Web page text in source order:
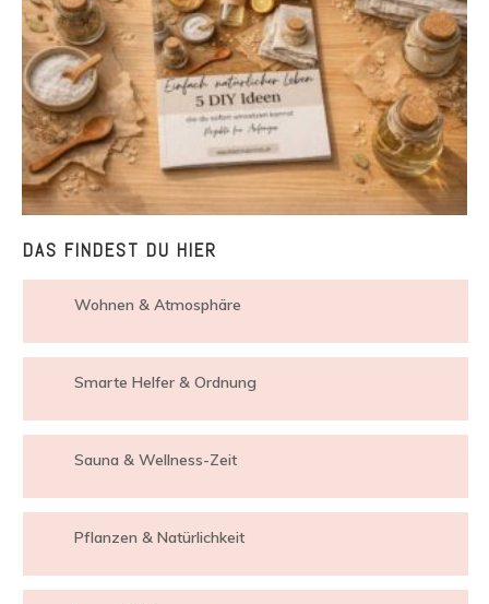
DAS FINDEST DU HIER
Wohnen & Atmosphäre
Smarte Helfer & Ordnung
Sauna & Wellness-Zeit
Pflanzen & Natürlichkeit